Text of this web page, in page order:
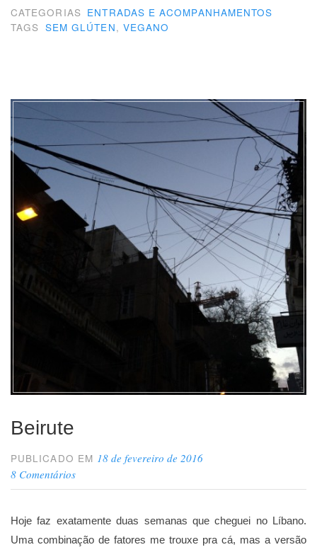
da
verde”
CATEGORIAS ENTRADAS E ACOMPANHAMENTOS
TAGS SEM GLÚTEN, VEGANO
Beirute
PUBLICADO EM 18 de fevereiro de 2016
8 Comentários
Hoje faz exatamente duas semanas que cheguei no Líbano.
Uma combinação de fatores me trouxe pra cá, mas a versão